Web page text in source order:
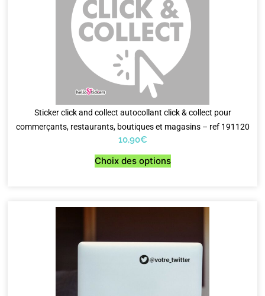
Sticker click and collect autocollant click & collect pour
commerçants, restaurants, boutiques et magasins – ref 191120
10,90€
Choix des options